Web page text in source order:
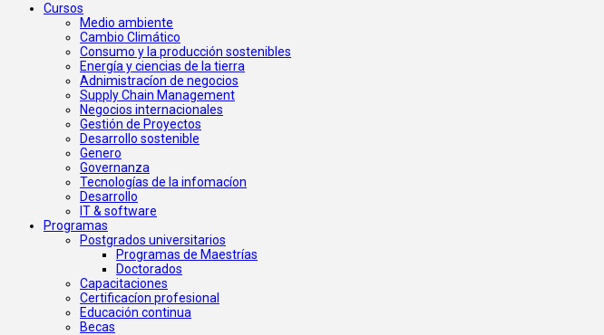
Cursos
Medio ambiente
Cambio Climático
Consumo y la producción sostenibles
Energía y ciencias de la tierra
Adnimistracíon de negocios
Supply Chain Management
Negocios internacionales
Gestión de Proyectos
Desarrollo sostenible
Genero
Governanza
Tecnologías de la infomacíon
Desarrollo
IT & software
Programas
Postgrados universitarios
Programas de Maestrías
Doctorados
Capacitaciones
Certificacíon profesional
Educación continua
Becas